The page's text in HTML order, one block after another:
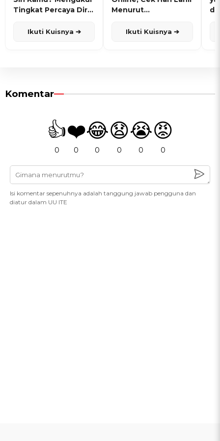
Tingkat Percaya Diri
Ikuti Kuisnya ➔
Menurut
Ikuti Kuisnya ➔
Komentar
👍
0
❤️
0
😂
0
😧
0
😭
0
😡
0
Isi komentar sepenuhnya adalah tanggung jawab pengguna dan
diatur dalam UU ITE